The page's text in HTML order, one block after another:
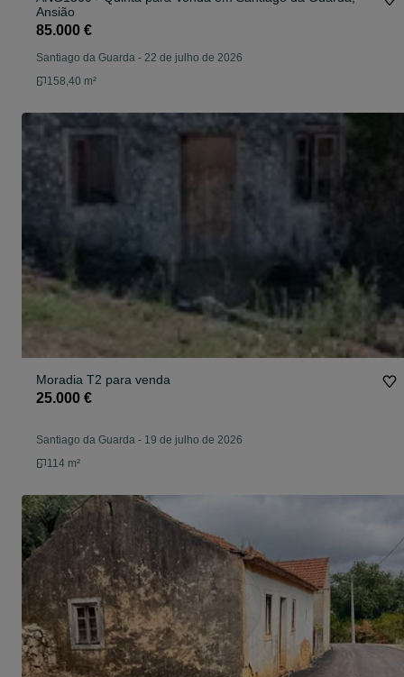
Ansião
85.000 €
Santiago da Guarda - 22 de julho de 2026
158,40 m²
Moradia T2 para venda
25.000 €
Santiago da Guarda - 19 de julho de 2026
114 m²